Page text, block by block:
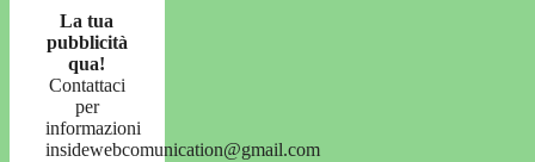
La tua
pubblicità
qua!
Contattaci
per
informazioni
insidewebcomunication@gmail.com